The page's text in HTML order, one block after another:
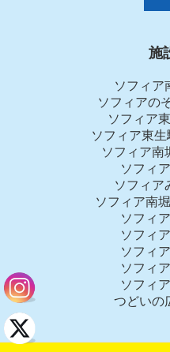
施
ソフィア
ソフィアの
ソフィア
ソフィア東
ソフィア南
ソフィ
ソフィア
ソフィア南
ソフィ
ソフィ
ソフィ
ソフィ
ソフィ
つどいの